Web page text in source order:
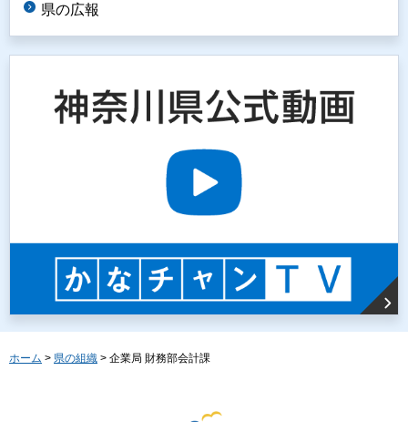
県の広報
ホーム > 県の組織 > 企業局 財務部会計課